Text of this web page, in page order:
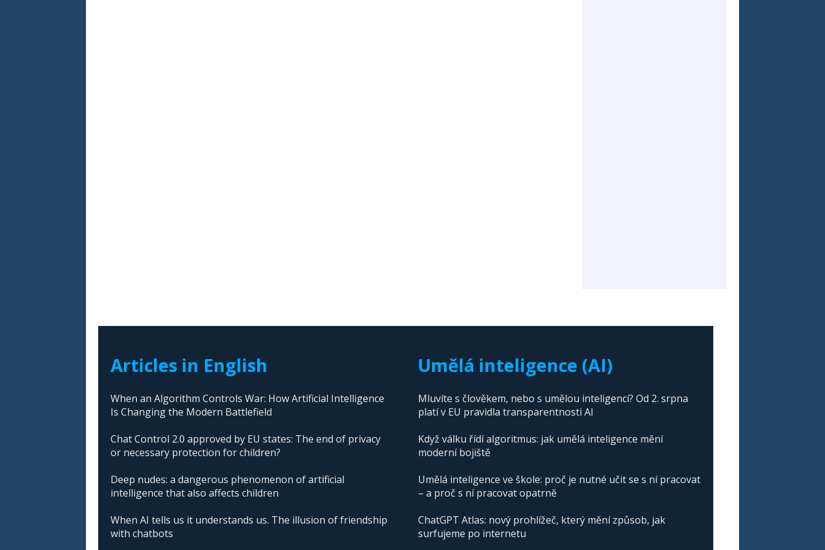
Articles in English
When an Algorithm Controls War: How Artificial Intelligence
Is Changing the Modern Battlefield
Chat Control 2.0 approved by EU states: The end of privacy
or necessary protection for children?
Deep nudes: a dangerous phenomenon of artificial
intelligence that also affects children
When AI tells us it understands us. The illusion of friendship
with chatbots
Umělá inteligence (AI)
Mluvíte s člověkem, nebo s umělou inteligencí? Od 2. srpna
platí v EU pravidla transparentnosti AI
Když válku řídí algoritmus: jak umělá inteligence mění
moderní bojiště
Umělá inteligence ve škole: proč je nutné učit se s ní pracovat
– a proč s ní pracovat opatrně
ChatGPT Atlas: nový prohlížeč, který mění způsob, jak
surfujeme po internetu